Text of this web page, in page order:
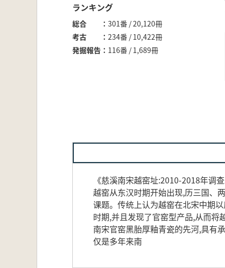
ランキング
総合
301番 / 20,120冊
考古
234番 / 10,422冊
発掘報告
116番 / 1,689冊
《慈溪南宋越窑址:2010-2018年调
越窑从东汉时期开始出现,历三国、
课题。传统上认为越窑在北宋中期
时期,并且发现了官窑型产品,从而将
南宋官窑黑胎厚釉青瓷的先河,具有
仅是多年来南